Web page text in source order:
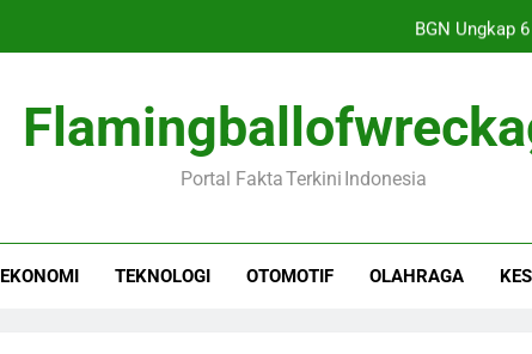
BGN Ungkap
Viral, Pasien
Portal Fakta Terkini Indonesia
EKONOMI TEKNOLOGI OTOMOTIF OLAHRAGA